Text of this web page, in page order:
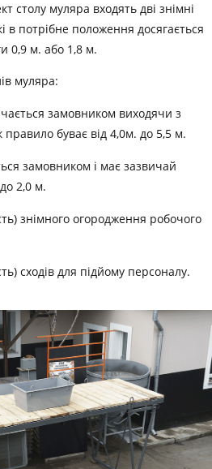
столу муляра входять дві знімні
в потрібне положення досягається
0,9 м. або 1,8 м.
муляра:
замовником виходячи з
правило буває від 4,0м. до 5,5 м.
замовником і має зазвичай
2,0 м.
знімного огородження робочого
сходів для підйому персоналу.